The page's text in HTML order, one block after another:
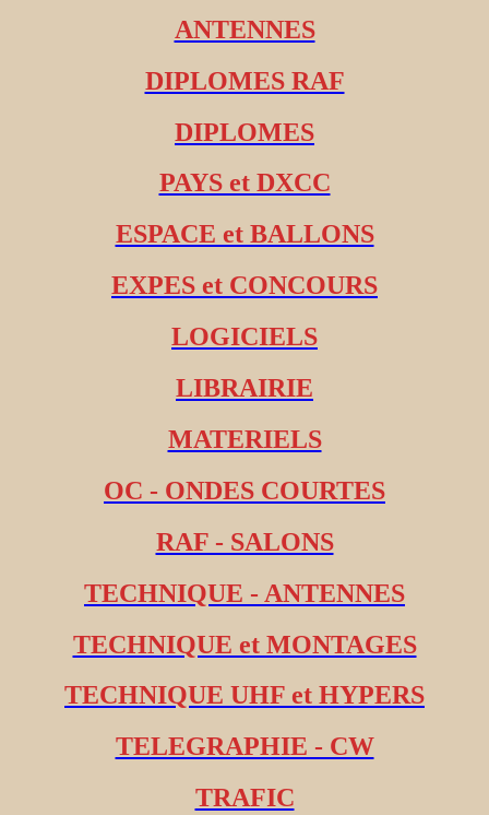
ANTENNES
DIPLOMES RAF
DIPLOMES
PAYS et DXCC
ESPACE et BALLONS
EXPES et CONCOURS
LOGICIELS
LIBRAIRIE
MATERIELS
OC - ONDES COURTES
RAF - SALONS
TECHNIQUE - ANTENNES
TECHNIQUE et MONTAGES
TECHNIQUE UHF et HYPERS
TELEGRAPHIE - CW
TRAFIC